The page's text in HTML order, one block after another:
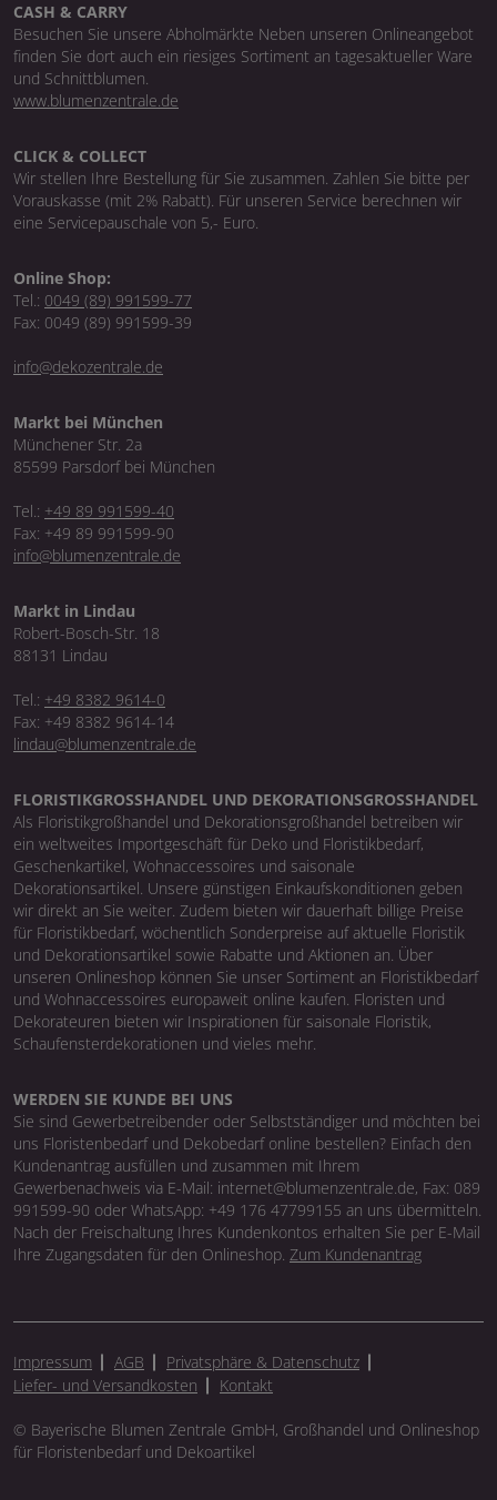
CASH & CARRY
Besuchen Sie unsere Abholmärkte Neben unseren Onlineangebot
finden Sie dort auch ein riesiges Sortiment an tagesaktueller Ware
und Schnittblumen.
www.blumenzentrale.de
CLICK & COLLECT
Wir stellen Ihre Bestellung für Sie zusammen. Zahlen Sie bitte per
Vorauskasse (mit 2% Rabatt). Für unseren Service berechnen wir
eine Servicepauschale von 5,- Euro.
Online Shop:
Tel.: 0049 (89) 991599-77
Fax: 0049 (89) 991599-39
info@dekozentrale.de
Markt bei München
Münchener Str. 2a
85599 Parsdorf bei München
Tel.: +49 89 991599-40
Fax: +49 89 991599-90
info@blumenzentrale.de
Markt in Lindau
Robert-Bosch-Str. 18
88131 Lindau
Tel.: +49 8382 9614-0
Fax: +49 8382 9614-14
lindau@blumenzentrale.de
FLORISTIKGROSSHANDEL UND DEKORATIONSGROSSHANDEL
Als Floristikgroßhandel und Dekorationsgroßhandel betreiben wir
ein weltweites Importgeschäft für Deko und Floristikbedarf,
Geschenkartikel, Wohnaccessoires und saisonale
Dekorationsartikel. Unsere günstigen Einkaufskonditionen geben
wir direkt an Sie weiter. Zudem bieten wir dauerhaft billige Preise
für Floristikbedarf, wöchentlich Sonderpreise auf aktuelle Floristik
und Dekorationsartikel sowie Rabatte und Aktionen an. Über
unseren Onlineshop können Sie unser Sortiment an Floristikbedarf
und Wohnaccessoires europaweit online kaufen. Floristen und
Dekorateuren bieten wir Inspirationen für saisonale Floristik,
Schaufensterdekorationen und vieles mehr.
WERDEN SIE KUNDE BEI UNS
Sie sind Gewerbetreibender oder Selbstständiger und möchten bei
uns Floristenbedarf und Dekobedarf online bestellen? Einfach den
Kundenantrag ausfüllen und zusammen mit Ihrem
Gewerbenachweis via E-Mail: internet@blumenzentrale.de, Fax: 089
991599-90 oder WhatsApp: +49 176 47799155 an uns übermitteln.
Nach der Freischaltung Ihres Kundenkontos erhalten Sie per E-Mail
Ihre Zugangsdaten für den Onlineshop. Zum Kundenantrag
Impressum AGB
Privatsphäre & Datenschutz
Liefer- und Versandkosten
Kontakt
© Bayerische Blumen Zentrale GmbH, Großhandel und Onlineshop
für Floristenbedarf und Dekoartikel